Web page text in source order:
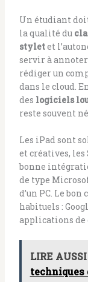
Un étudiant
la qualité du
styletet
servir à annoter
rédiger un
dans le cloud.
des logiciels
reste souvent
Les iPad sont
et créatives, les
bonne
de type
d’un PC. Le
habituels :
applications
LIRE AUSSI